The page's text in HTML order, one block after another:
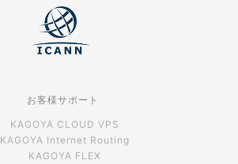
お客様サポート
KAGOYA CLOUD VPS
KAGOYA Internet Routing
KAGOYA FLEX